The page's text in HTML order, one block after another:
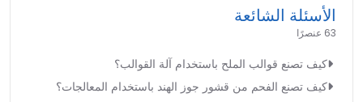
الأسئلة الشائعة
63 عنصرًا
كيف تصنع قوالب الملح باستخدام آلة القوالب؟
كيف تصنع الفحم من قشور جوز الهند باستخدام المعالجات؟